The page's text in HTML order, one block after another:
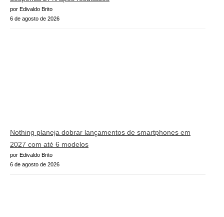
por Edivaldo Brito
6 de agosto de 2026
Nothing planeja dobrar lançamentos de smartphones em
2027 com até 6 modelos
por Edivaldo Brito
6 de agosto de 2026